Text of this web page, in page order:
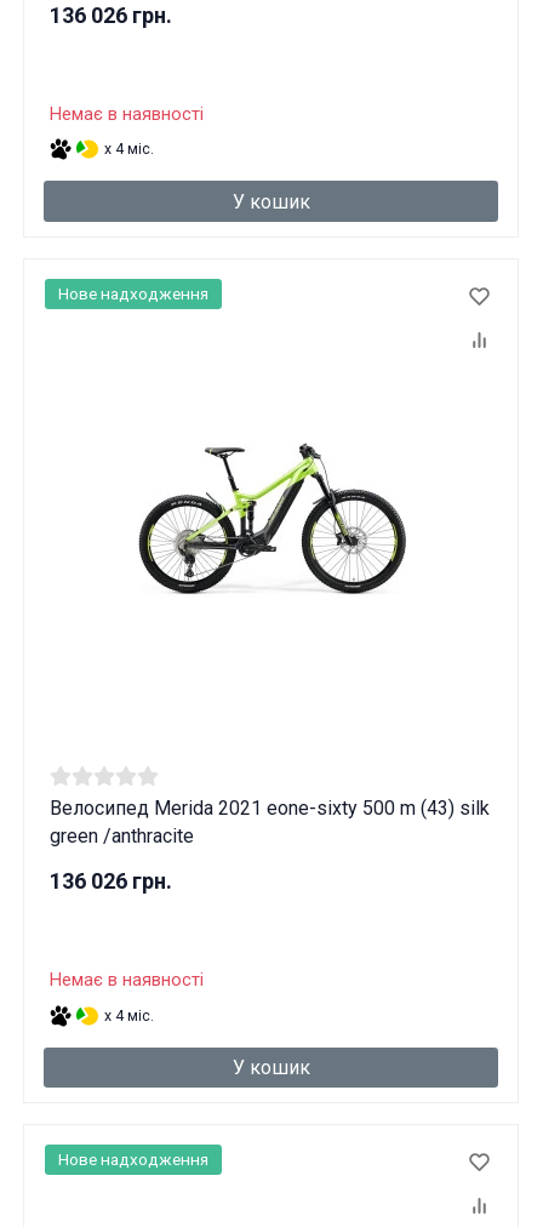
136 026 грн.
Немає в наявності
x 4 міс.
У кошик
Велосипед Merida 2021 eone-sixty 500 m (43) silk
green /anthracite
136 026 грн.
Немає в наявності
x 4 міс.
У кошик
Нове надходження
Нове надходження